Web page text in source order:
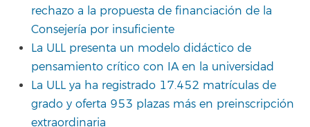
rechazo a la propuesta de financiación de la
Consejería por insuficiente
La ULL presenta un modelo didáctico de
pensamiento crítico con IA en la universidad
La ULL ya ha registrado 17.452 matrículas de
grado y oferta 953 plazas más en preinscripción
extraordinaria